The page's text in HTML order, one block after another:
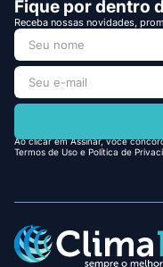
Fique por dentro
Receba nossas novidades,
Ao clicar em Assinar, você
Termos de Uso e Política de